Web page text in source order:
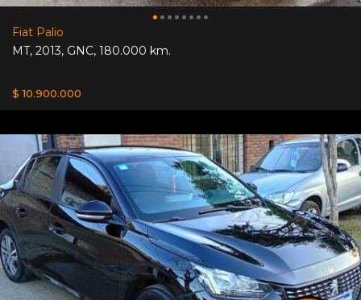
Fiat Palio
MT, 2013, GNC, 180.000 km.
$ 10.900.000